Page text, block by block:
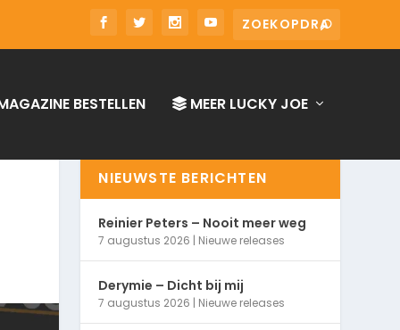
BESTELLEN MEER LUCKY JOE
NIEUWSTE BERICHTEN
Reinier Peters – Nooit meer weg
7 augustus 2026 | Nieuwe releases
Derymie – Dicht bij mij
7 augustus 2026 | Nieuwe releases